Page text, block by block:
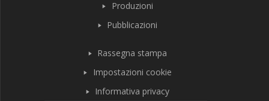
Produzioni
Pubblicazioni
Rassegna stampa
Impostazioni cookie
Informativa privacy